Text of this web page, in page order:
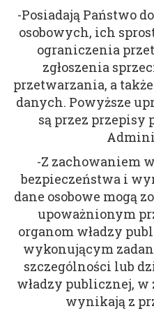
-Posiadają Państwo
osobowych, ich
ograniczenia
zgłoszenia
przetwarzania, a
danych. Powyższe
są przez przepisy
-Z zachowaniem
bezpieczeństwa i
dane osobowe mogą
upoważnionym
organom władzy
wykonującym
szczególności lub
władzy publicznej,
wynikają z